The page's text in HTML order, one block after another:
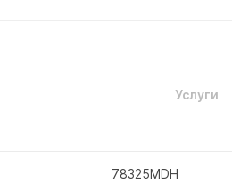
Услуги
78325MDH